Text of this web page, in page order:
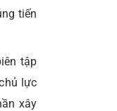
tiến
tập
lực
xây